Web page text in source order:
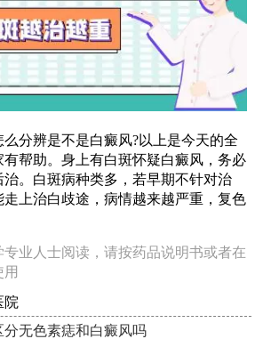
辨是不是白癜风?以上是今天的全
帮助。身上有白斑怀疑白癜风，务必
。白斑病种类多，若早期不针对治
上治白歧途，病情越来越严重，复色
业人士阅读，请按药品说明书或者在
院
分无色素痣和白癜风吗